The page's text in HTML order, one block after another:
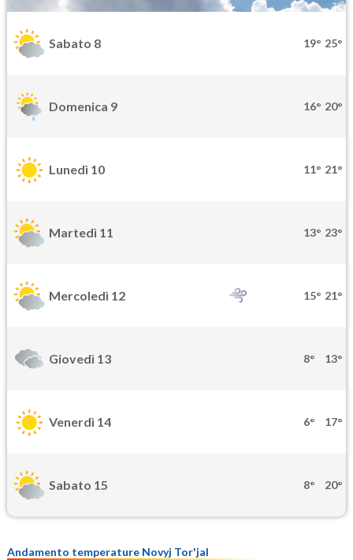
Sabato 8 19° 25°
Domenica 9 16° 20°
Lunedì 10 11° 21°
Martedì 11 13° 23°
Mercoledì 12 15° 21°
Giovedì 13 8° 13°
Venerdì 14 6° 17°
Sabato 15 8° 20°
Andamento temperature Novyj Tor'jal